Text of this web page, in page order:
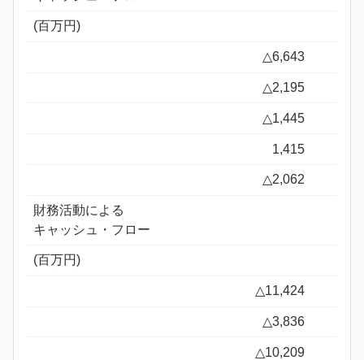
(百万円)
△6,643
△2,195
△1,445
1,415
△2,062
財務活動による
キャッシュ・フロー
(百万円)
△11,424
△3,836
△10,209